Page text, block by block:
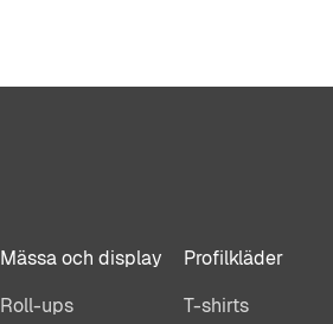
Mässa och display
Roll-ups
Profilkläder
T-shirts